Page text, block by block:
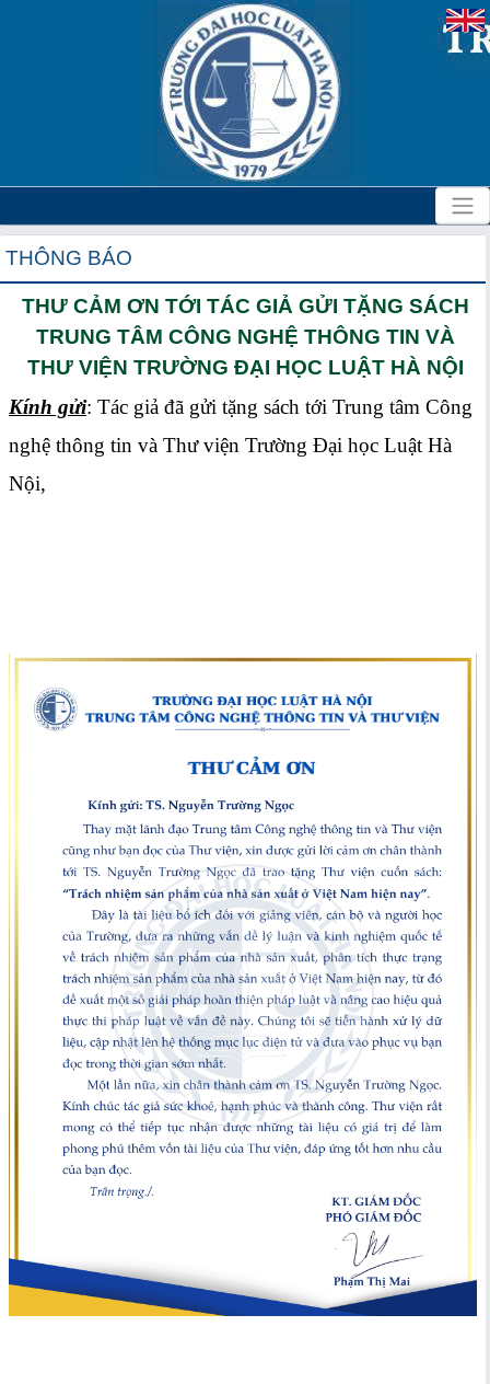
THÔNG BÁO
THƯ CẢM ƠN TỚI TÁC GIẢ GỬI TẶNG SÁCH
TRUNG TÂM CÔNG NGHỆ THÔNG TIN VÀ
THƯ VIỆN TRƯỜNG ĐẠI HỌC LUẬT HÀ NỘI
Kính gửi: Tác giả đã gửi tặng sách tới Trung tâm Công
nghệ thông tin và Thư viện Trường Đại học Luật Hà
Nội,